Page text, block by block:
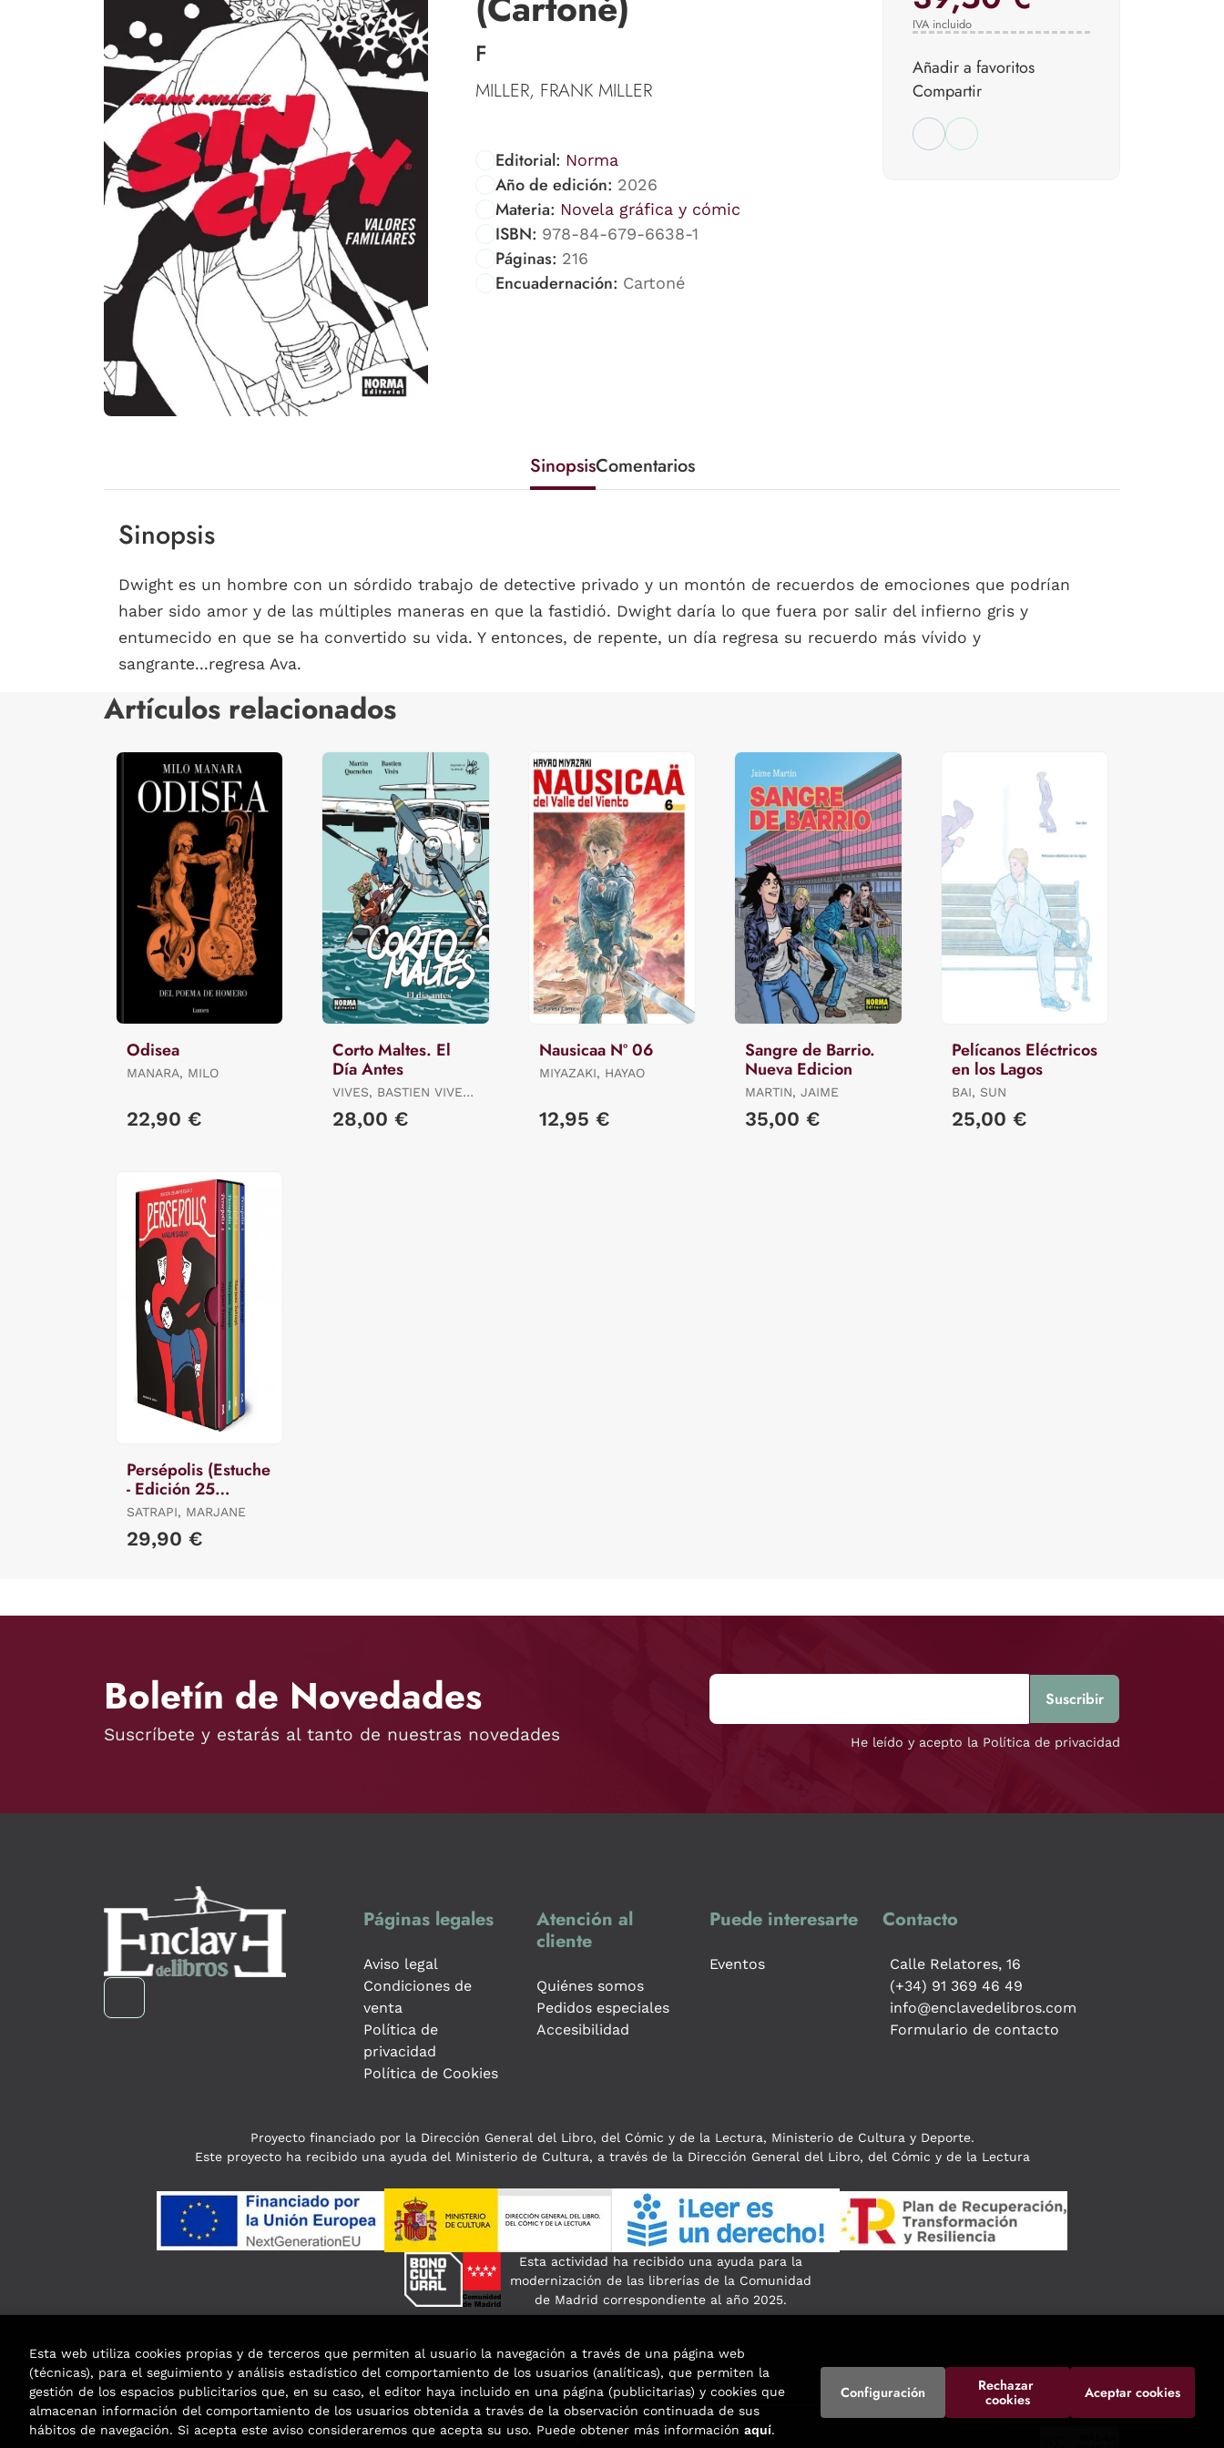
F
MILLER, FRANK MILLER
Editorial: Norma
Año de edición: 2026
Materia: Novela gráfica y cómic
ISBN: 978-84-679-6638-1
Páginas: 216
Encuadernación: Cartoné
IVA incluido
Añadir a favoritos
Compartir
SinopsisComentarios
Sinopsis
Dwight es un hombre con un sórdido trabajo de detective privado y un montón de recuerdos de emociones que podrían
haber sido amor y de las múltiples maneras en que la fastidió. Dwight daría lo que fuera por salir del infierno gris y
entumecido en que se ha convertido su vida. Y entonces, de repente, un día regresa su recuerdo más vívido y
sangrante...regresa Ava.
Artículos relacionados
Odisea
MANARA, MILO
22,90 €
Corto Maltes. El
Día Antes
VIVES, BASTIEN VIVES
28,00 €
Nausicaa Nº 06
MIYAZAKI, HAYAO
12,95 €
Sangre de Barrio.
Nueva Edicion
MARTIN, JAIME
35,00 €
Pelícanos Eléctricos
en los Lagos
BAI, SUN
25,00 €
Persépolis (Estuche
- Edición 25
Aniversario)
SATRAPI, MARJANE
29,90 €
Boletín de Novedades
Suscríbete y estarás al tanto de nuestras novedades He leído y acepto la Política de privacidad
Páginas legales
Aviso legal
Condiciones de
venta
Política de
privacidad
Política de Cookies
Atención al
cliente
Quiénes somos
Pedidos especiales
Accesibilidad
Puede interesarte
Eventos
Contacto
Calle Relatores, 16
(+34) 91 369 46 49
info@enclavedelibros.com
Formulario de contacto
Proyecto financiado por la Dirección General del Libro, del Cómic y de la Lectura, Ministerio de Cultura y Deporte.
Este proyecto ha recibido una ayuda del Ministerio de Cultura, a través de la Dirección General del Libro, del Cómic y de la Lectura
Esta actividad ha recibido una ayuda para la
modernización de las librerías de la Comunidad
de Madrid correspondiente al año 2025.
2026 ©Enclave de libros. Todos los Derechos Reservados |Trevenque Group
Esta web utiliza cookies propias y de terceros que permiten al usuario la navegación a través de una página web
(técnicas), para el seguimiento y análisis estadístico del comportamiento de los usuarios (analíticas), que permiten la
gestión de los espacios publicitarios que, en su caso, el editor haya incluido en una página (publicitarias) y cookies que
almacenan información del comportamiento de los usuarios obtenida a través de la observación continuada de sus
hábitos de navegación. Si acepta este aviso consideraremos que acepta su uso. Puede obtener más información aquí.
Configuración
Rechazar
cookies
Aceptar cookies